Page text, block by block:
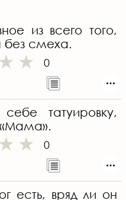
из всего того,
без смеха.
0
татуировку,
0
есть, вряд ли он